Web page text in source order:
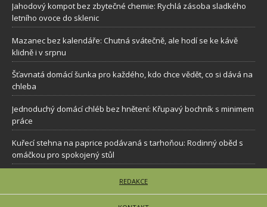
Jahodový kompot bez zbytečné chemie: Rychlá zásoba sladkého
letního ovoce do sklenic
Mazanec bez kalendáře: Chutná svátečně, ale hodí se ke kávě
klidně i v srpnu
Šťavnatá domácí šunka pro každého, kdo chce vědět, co si dává na
chleba
Jednoduchý domácí chléb bez hnětení: Křupavý bochník s minimem
práce
Kuřecí stehna na paprice podávaná s tarhoňou: Rodinný oběd s
omáčkou pro spokojený stůl
REDAKCE